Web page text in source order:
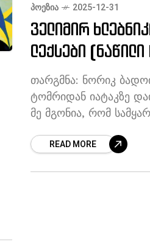
ᲞᲝᲔᲖᲘᲐ 2025-12-31
ველიმირ
ლექსები (ნაწილი
თარგმნა: ნორიკ
ტომრიდან იატაკზე
მე მგონია, რომ
ჩამომხრჩვალის
READ MORE